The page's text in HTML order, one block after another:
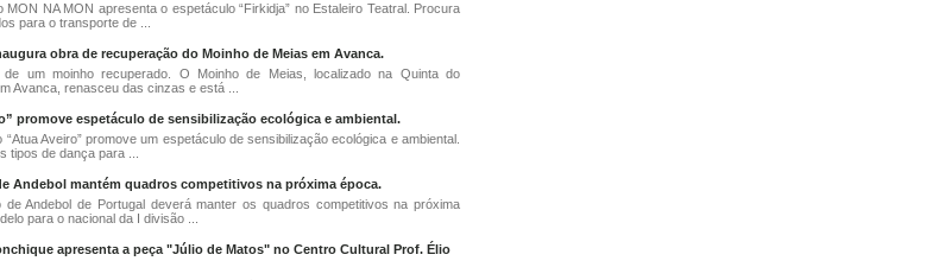
MON NA MON apresenta o espetáculo “Firkidja” no Estaleiro Teatral. Procura
para o transporte de ...
obra de recuperação do Moinho de Meias em Avanca.
de um moinho recuperado. O Moinho de Meias, localizado na Quinta do
Avanca, renasceu das cinzas e está ...
promove espetáculo de sensibilização ecológica e ambiental.
“Atua Aveiro” promove um espetáculo de sensibilização ecológica e ambiental.
tipos de dança para ...
Andebol mantém quadros competitivos na próxima época.
de Andebol de Portugal deverá manter os quadros competitivos na próxima
para o nacional da I divisão ...
apresenta a peça "Júlio de Matos" no Centro Cultural Prof. Élio